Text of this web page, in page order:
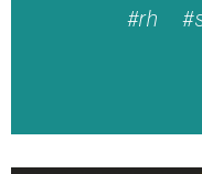
#rh